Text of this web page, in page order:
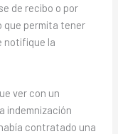
de recibo o por
que permita tener
notifique la
ver con un
indemnización
contratado una